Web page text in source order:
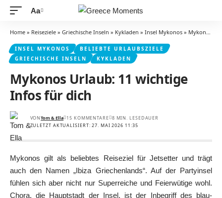
Schriftgrößenanpassung
Aa
Home » Reiseziele » Griechische Inseln » Kykladen » Insel Mykonos » Mykonos Urlaub: 11 wichtige Infos für dich
INSEL MYKONOS
BELIEBTE URLAUBSZIELE
GRIECHISCHE INSELN
KYKLADEN
Mykonos Urlaub: 11 wichtige
Infos für dich
ZULETZT AKTUALISIERT: 27. MAI 2026 11:35
VONTom & Ella 15 KOMMENTARE 8 MIN. LESEDAUER
Mykonos gilt als beliebtes Reiseziel für Jetsetter und trägt
auch den Namen „Ibiza Griechenlands“. Auf der Partyinsel
fühlen sich aber nicht nur Superreiche und Feierwütige wohl.
Chora, die Hauptstadt der Insel, ist der Inbegriff des blau-